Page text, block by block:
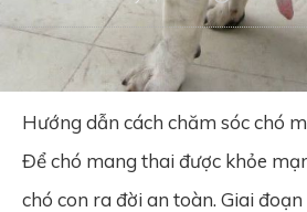
Hướng dẫn cách chăm sóc chó
Để chó mang thai được khỏe
chó con ra đời an toàn. Giai